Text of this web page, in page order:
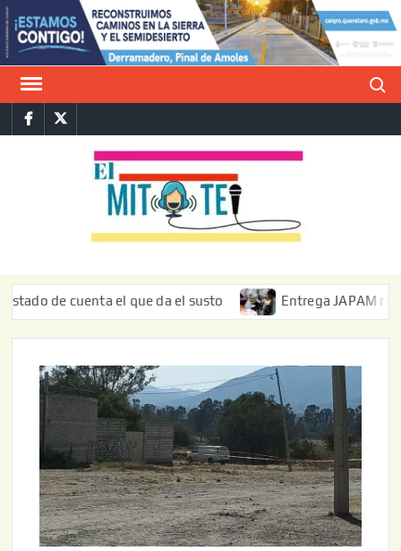
Saltar
al
contenido
FacebookTwitter
de cuenta el que da el susto Entrega JAPAM